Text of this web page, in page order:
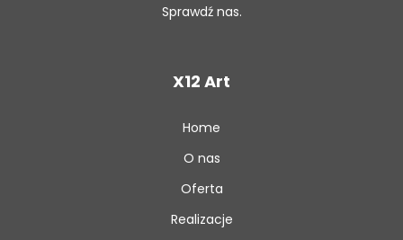
Sprawdź nas.
X12 Art
Home
O nas
Oferta
Realizacje